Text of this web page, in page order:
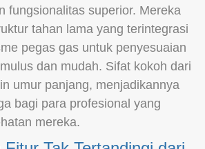
fungsionalitas superior. Mereka
tahan lama yang terintegrasi
pegas gas untuk penyesuaian
dan mudah. Sifat kokoh dari
umur panjang, menjadikannya
bagi para profesional yang
mereka.